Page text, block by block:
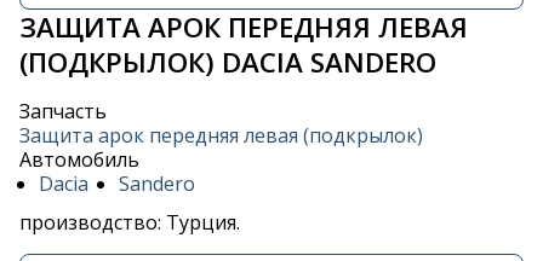
ЗАЩИТА АРОК ПЕРЕДНЯЯ ЛЕВАЯ
(ПОДКРЫЛОК) DACIA SANDERO
Запчасть
Защита арок передняя левая (подкрылок)
Автомобиль
Dacia
Sandero
производство: Турция.